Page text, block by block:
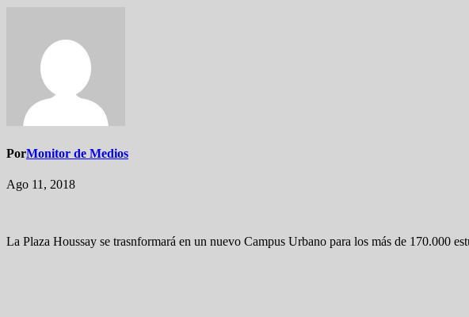
PorMonitor de Medios
Ago 11, 2018
La Plaza Houssay se trasnformará en un nuevo Campus Urbano para los más de 170.000